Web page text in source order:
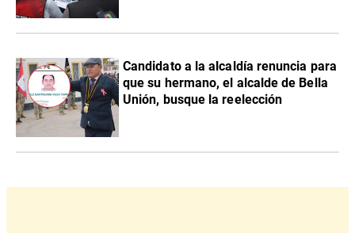
Candidato a la alcaldía renuncia para
que su hermano, el alcalde de Bella
Unión, busque la reelección